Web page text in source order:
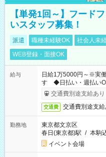
【単発1回～】フード
いスタッフ募集！
派遣 職種未経験OK 社会人未
WEB登録・面接OK
給与
日給1万5000円～※実
す ◆日払い・週払い
も異なります
交通費別途支給あり
交通費 交通費別途支
勤務地
東京都文京区
春日(東京都)駅 / 本駒
イベント会場